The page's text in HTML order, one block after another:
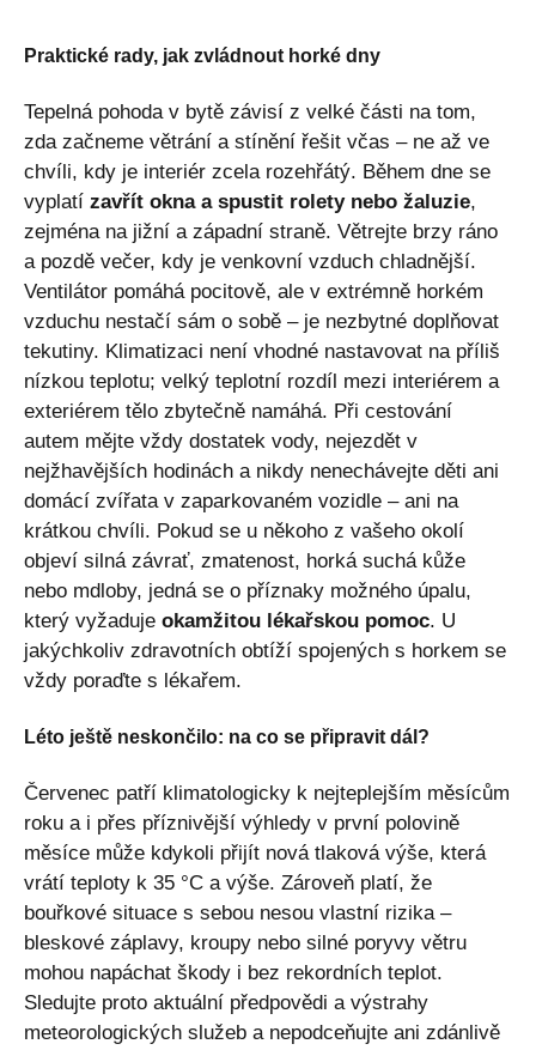
Praktické rady, jak zvládnout horké dny
Tepelná pohoda v bytě závisí z velké části na tom,
zda začneme větrání a stínění řešit včas – ne až ve
chvíli, kdy je interiér zcela rozehřátý. Během dne se
vyplatí zavřít okna a spustit rolety nebo žaluzie,
zejména na jižní a západní straně. Větrejte brzy ráno
a pozdě večer, kdy je venkovní vzduch chladnější.
Ventilátor pomáhá pocitově, ale v extrémně horkém
vzduchu nestačí sám o sobě – je nezbytné doplňovat
tekutiny. Klimatizaci není vhodné nastavovat na příliš
nízkou teplotu; velký teplotní rozdíl mezi interiérem a
exteriérem tělo zbytečně namáhá. Při cestování
autem mějte vždy dostatek vody, nejezdět v
nejžhavějších hodinách a nikdy nenechávejte děti ani
domácí zvířata v zaparkovaném vozidle – ani na
krátkou chvíli. Pokud se u někoho z vašeho okolí
objeví silná závrať, zmatenost, horká suchá kůže
nebo mdloby, jedná se o příznaky možného úpalu,
který vyžaduje okamžitou lékařskou pomoc. U
jakýchkoliv zdravotních obtíží spojených s horkem se
vždy poraďte s lékařem.
Léto ještě neskončilo: na co se připravit dál?
Červenec patří klimatologicky k nejteplejším měsícům
roku a i přes příznivější výhledy v první polovině
měsíce může kdykoli přijít nová tlaková výše, která
vrátí teploty k 35 °C a výše. Zároveň platí, že
bouřkové situace s sebou nesou vlastní rizika –
bleskové záplavy, kroupy nebo silné poryvy větru
mohou napáchat škody i bez rekordních teplot.
Sledujte proto aktuální předpovědi a výstrahy
meteorologických služeb a nepodceňujte ani zdánlivě